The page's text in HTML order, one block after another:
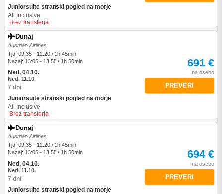
Juniorsuite stranski pogled na morje
All Inclusive
Brez transferja
Dunaj
Austrian Airlines
Tja: 09:35 - 12:20 / 1h 45min
Nazaj: 13:05 - 13:55 / 1h 50min
Ned, 04.10.
Ned, 11.10.
7 dni
Juniorsuite stranski pogled na morje
All Inclusive
Brez transferja
691 €
na osebo
PREVERI
Dunaj
Austrian Airlines
Tja: 09:35 - 12:20 / 1h 45min
Nazaj: 13:05 - 13:55 / 1h 50min
Ned, 04.10.
Ned, 11.10.
7 dni
Juniorsuite stranski pogled na morje
694 €
na osebo
PREVERI